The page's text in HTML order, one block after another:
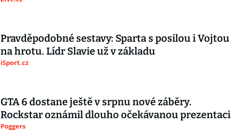
Pravděpodobné sestavy: Sparta s posilou i Vojtou
na hrotu. Lídr Slavie už v základu
iSport.cz
GTA 6 dostane ještě v srpnu nové záběry.
Rockstar oznámil dlouho očekávanou prezentaci
Poggers